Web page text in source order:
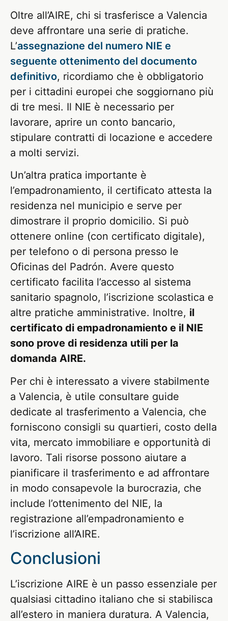
Oltre all’AIRE, chi si trasferisce a Valencia
deve affrontare una serie di pratiche.
L’assegnazione del numero NIE e
seguente ottenimento del documento
definitivo, ricordiamo che è obbligatorio
per i cittadini europei che soggiornano più
di tre mesi. Il NIE è necessario per
lavorare, aprire un conto bancario,
stipulare contratti di locazione e accedere
a molti servizi.
Un’altra pratica importante è
l’empadronamiento, il certificato attesta la
residenza nel municipio e serve per
dimostrare il proprio domicilio. Si può
ottenere online (con certificato digitale),
per telefono o di persona presso le
Oficinas del Padrón. Avere questo
certificato facilita l’accesso al sistema
sanitario spagnolo, l’iscrizione scolastica e
altre pratiche amministrative. Inoltre, il
certificato di empadronamiento e il NIE
sono prove di residenza utili per la
domanda AIRE.
Per chi è interessato a vivere stabilmente
a Valencia, è utile consultare guide
dedicate al trasferimento a Valencia, che
forniscono consigli su quartieri, costo della
vita, mercato immobiliare e opportunità di
lavoro. Tali risorse possono aiutare a
pianificare il trasferimento e ad affrontare
in modo consapevole la burocrazia, che
include l’ottenimento del NIE, la
registrazione all’empadronamiento e
l’iscrizione all’AIRE.
Conclusioni
L’iscrizione AIRE è un passo essenziale per
qualsiasi cittadino italiano che si stabilisca
all’estero in maniera duratura. A Valencia,